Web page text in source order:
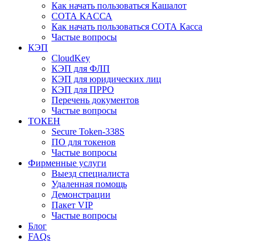
Как начать пользоваться Кашалот
СОТА КАCСА
Как начать пользоваться СОТА Касса
Частые вопросы
КЭП
CloudKey
КЭП для ФЛП
КЭП для юридических лиц
КЭП для ПРРО
Перечень документов
Частые вопросы
ТОКЕН
Secure Token-338S
ПО для токенов
Частые вопросы
Фирменные услуги
Выезд специалиста
Удаленная помощь
Демонстрации
Пакет VIP
Частые вопросы
Блог
FAQs